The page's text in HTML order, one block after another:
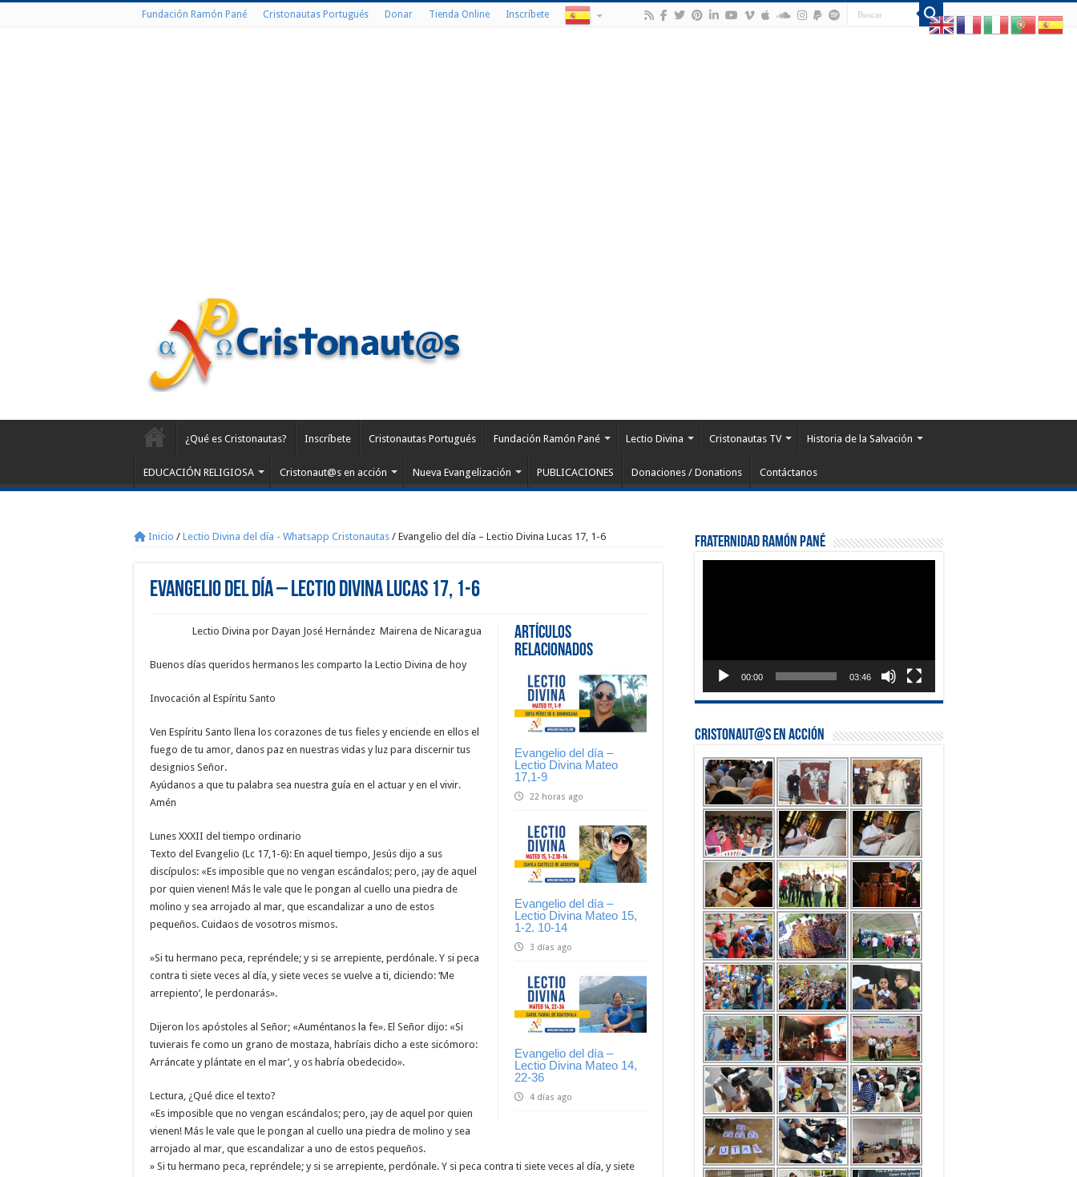
Fundación Ramón Pané Cristonautas Portugués Donar Tienda Online Inscríbete
¿Qué es Cristonautas? Inscríbete Cristonautas Portugués Fundación Ramón Pané Lectio Divina Cristonautas TV Historia de la Salvación
EDUCACIÓN RELIGIOSA Cristonaut@s en acción Nueva Evangelización PUBLICACIONES Donaciones / Donations Contáctanos
Inicio / Lectio Divina del día - Whatsapp Cristonautas / Evangelio del día – Lectio Divina Lucas 17, 1-6
Evangelio del día – Lectio Divina Lucas 17, 1-6
Artículos
Relacionados
Evangelio del día –
Lectio Divina Mateo
17,1-9
22 horas ago
Evangelio del día –
Lectio Divina Mateo 15,
1-2. 10-14
3 días ago
Evangelio del día –
Lectio Divina Mateo 14,
22-36
4 días ago
Lectio Divina por Dayan José Hernández Mairena de Nicaragua
Buenos días queridos hermanos les comparto la Lectio Divina de hoy
Invocación al Espíritu Santo
Ven Espíritu Santo llena los corazones de tus fieles y enciende en ellos el
fuego de tu amor, danos paz en nuestras vidas y luz para discernir tus
designios Señor.
Ayúdanos a que tu palabra sea nuestra guía en el actuar y en el vivir.
Amén
Lunes XXXII del tiempo ordinario
Texto del Evangelio (Lc 17,1-6): En aquel tiempo, Jesús dijo a sus
discípulos: «Es imposible que no vengan escándalos; pero, ¡ay de aquel
por quien vienen! Más le vale que le pongan al cuello una piedra de
molino y sea arrojado al mar, que escandalizar a uno de estos
pequeños. Cuidaos de vosotros mismos.
»Si tu hermano peca, repréndele; y si se arrepiente, perdónale. Y si peca
contra ti siete veces al día, y siete veces se vuelve a ti, diciendo: ‘Me
arrepiento’, le perdonarás».
Dijeron los apóstoles al Señor; «Auméntanos la fe». El Señor dijo: «Si
tuvierais fe como un grano de mostaza, habríais dicho a este sicómoro:
Arráncate y plántate en el mar’, y os habría obedecido».
Lectura, ¿Qué dice el texto?
«Es imposible que no vengan escándalos; pero, ¡ay de aquel por quien
vienen! Más le vale que le pongan al cuello una piedra de molino y sea
arrojado al mar, que escandalizar a uno de estos pequeños.
» Si tu hermano peca, repréndele; y si se arrepiente, perdónale. Y si peca contra ti siete veces al día, y siete
Fraternidad Ramón Pané
00:00 03:46
Cristonaut@s en Acción